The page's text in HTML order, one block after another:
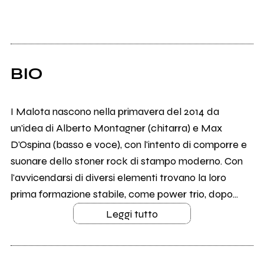
BIO
I Malota nascono nella primavera del 2014 da
un'idea di Alberto Montagner (chitarra) e Max
D'Ospina (basso e voce), con l'intento di comporre e
suonare dello stoner rock di stampo moderno. Con
l'avvicendarsi di diversi elementi trovano la loro
prima formazione stabile, come power trio, dopo...
Leggi tutto